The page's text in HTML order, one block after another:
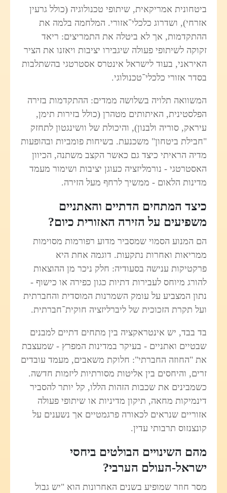
ביטחונית אמריקאית, שיתופי טכנולוגיה (כולל גרעין
אזרחי), ושדרוג כלכלי־אזורי. המלחמה בלמה את
ההתקדמות, אך לא ביטלה את התמריצים: ריאד
זקוקה לשיתופי פעולה שיגבירו יציבות ויאזנו את הציר
האיראני, בעוד לישראל אינטרס אסטרטגי בהשתלבות
בסדר אזורי כלכלי־טכנולוגי.
המשוואה תלויה בשלושה ממדים: ההתקדמות בזירה
הפלסטינית, האיתותים מטהרן (כולל בזירות תימן,
עיראק, סוריה ולבנון), והיכולת של וושינגטון לתחזק
"חבילת ביטחון" משכנעת. בשיחות פומביות ובהופעות
מדיה הראיתי כיצד גם כאשר הקצב משתנה, הכיוון
האסטרטגי - נורמליזציה כעוגן יציבות ושימור מעמד
מדינות הלאום - ממשיך לרחף מעל הזירה.
כיצד המתחים הדתיים והאתניים
משפיעים על הזירה האזורית כיום?
הם המנוע הסמוי שמסביר מדוע רפורמות מסוימות
ממריאות ואחרות נתקעות. דוגמה אחת היא
פרקטיקות ענישה בסעודיה: חלק ניכר מן ההוצאות
להורג מיוחס לעבירות דתיות כגון כפירה או כישוף -
נתון המצביע על עומק השמרנות המוסדית והחברתית
ועל תקרת הזכוכית של ליברליזציה חוקית־חברתית.
בד בבד, יש אינטראקציה בין מתחים דתיים למבנים
שבטיים ואתניים - בעיקר במדינות המפרץ - שמעצבת
את "החוזה החברתי": חלוקת משאבים, מעמד עובדים
זרים, והיחסים בין אליטות מסורתיות ליזמות חדשה.
כשמבינים את שכבות הזהות הללו, קל יותר להסביר
דינמיקות מחאה, תיקון מדיניות או שיתופי פעולה
אזוריים שנראים לכאורה פרגמטיים אך נשענים על
קונצנזוס תרבותי עדין.
מהם השינויים הבולטים ביחסי
ישראל-העולם הערבי?
מסר חוזר שמופיע בשנים האחרונות הוא "יש גבול